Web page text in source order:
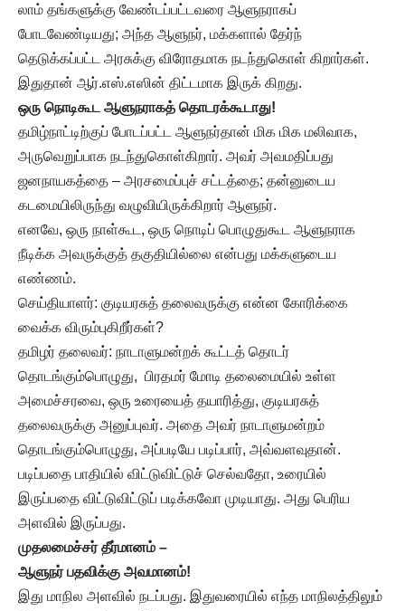
லாம் தங்களுக்கு வேண்டப்பட்டவரை ஆளுநராகப்
போடவேண்டியது; அந்த ஆளுநர், மக்களால் தேர்ந்
தெடுக்கப்பட்ட அரசுக்கு விரோதமாக நடந்துகொள் கிறார்கள்.
இதுதான் ஆர்.எஸ்.எஸின் திட்டமாக இருக் கிறது.
ஒரு நொடிகூட ஆளுநராகத் தொடரக்கூடாது!
தமிழ்நாட்டிற்குப் போடப்பட்ட ஆளுநர்தான் மிக மிக மலிவாக,
அருவெறுப்பாக நடந்துகொள்கிறார். அவர் அவமதிப்பது
ஜனநாயகத்தை – அரசமைப்புச் சட்டத்தை; தன்னுடைய
கடமையிலிருந்து வழுவியிருக்கிறார் ஆளுநர்.
எனவே, ஒரு நாள்கூட, ஒரு நொடிப் பொழுதுகூட ஆளுநராக
நீடிக்க அவருக்குத் தகுதியில்லை என்பது மக்களுடைய
எண்ணம்.
செய்தியாளர்: குடியரசுத் தலைவருக்கு என்ன கோரிக்கை
வைக்க விரும்புகிறீர்கள்?
தமிழர் தலைவர்: நாடாளுமன்றக் கூட்டத் தொடர்
தொடங்கும்பொழுது, பிரதமர் மோடி தலைமையில் உள்ள
அமைச்சரவை, ஒரு உரையைத் தயாரித்து, குடியரசுத்
தலைவருக்கு அனுப்புவர். அதை அவர் நாடாளுமன்றம்
தொடங்கும்பொழுது, அப்படியே படிப்பார், அவ்வளவுதான்.
படிப்பதை பாதியில் விட்டுவிட்டுச் செல்வதோ, உரையில்
இருப்பதை விட்டுவிட்டுப் படிக்கவோ முடியாது. அது பெரிய
அளவில் இருப்பது.
முதலமைச்சர் தீர்மானம் –
ஆளுநர் பதவிக்கு அவமானம்!
இது மாநில அளவில் நடப்பது. இதுவரையில் எந்த மாநிலத்திலும்